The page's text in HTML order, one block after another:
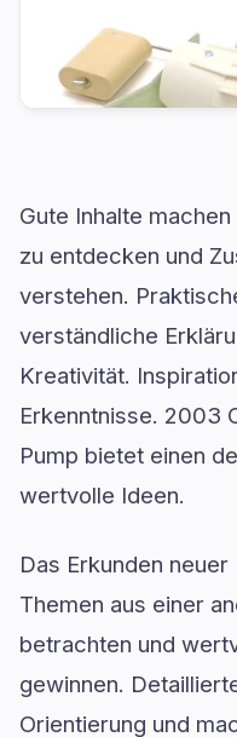
Gute Inhalte
zu entdecken und
verstehen.
verständliche
Kreativität.
Erkenntnisse. 2003
Pump bietet einen
wertvolle Ideen.
Das Erkunden
Themen aus einer
betrachten und
gewinnen.
Orientierung und